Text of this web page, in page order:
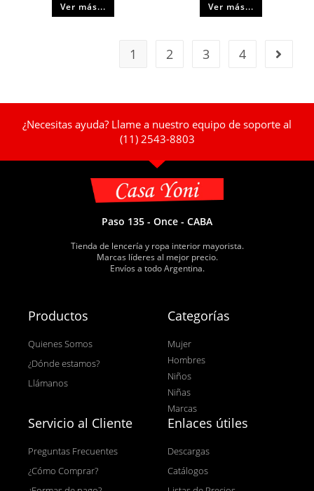
Ver más... Ver más...
1 2 3 4
¿Necesitas ayuda? Llame a nuestro equipo de soporte al
(11) 2543-8803
Paso 135 - Once - CABA
Tienda de lencería y ropa interior mayorista.
Marcas líderes al mejor precio.
Envíos a todo Argentina.
Productos
Quienes Somos
¿Dónde estamos?
Llámanos
Categorías
Mujer
Hombres
Niños
Niñas
Marcas
Servicio al Cliente
Preguntas Frecuentes
¿Cómo Comprar?
Enlaces útiles
Descargas
Catálogos